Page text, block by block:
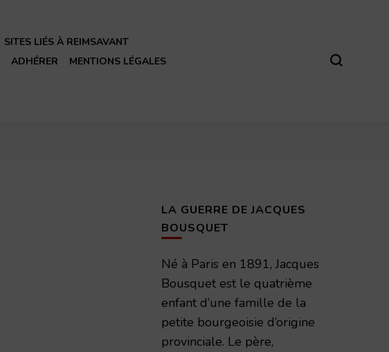
SITES LIÉS À REIMSAVANT
ADHÉRER
MENTIONS LÉGALES
LA GUERRE DE JACQUES
BOUSQUET
Né à Paris en 1891, Jacques
Bousquet est le quatrième
enfant d’une famille de la
petite bourgeoisie d’origine
provinciale. Le père,